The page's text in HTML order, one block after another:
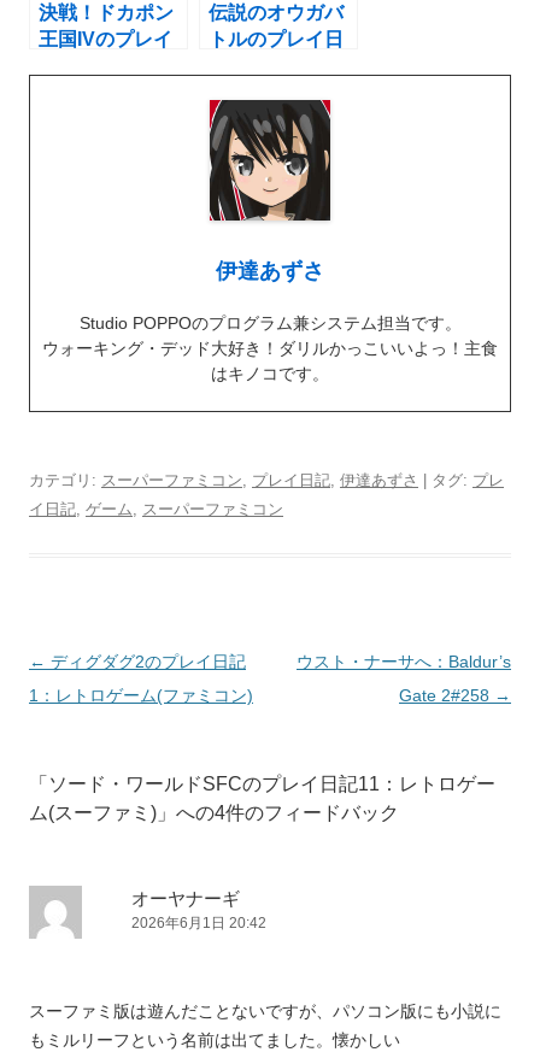
決戦！ドカポン
王国IVのプレイ
伝説のオウガバ
トルのプレイ日
ミ)
伊達あずさ
Studio POPPOのプログラム兼システム担当です。
ウォーキング・デッド大好き！ダリルかっこいいよっ！主食
はキノコです。
カテゴリ: スーパーファミコン プレイ日記 伊達あずさ | タグ: プレ
イ日記 ゲーム スーパーファミコン
投
稿
ン
← ディグダグ2のプレイ日記
1：レトロゲーム(ファミコン)
ウスト・ナーサへ：Baldur’s
Gate 2#258 →
「 ソード・ワールドSFCのプレイ日記11：レトロゲー
ム(スーファミ) 」への4件のフィードバック
オーヤナーギ
2026年6月1日 20:42
スーファミ版は遊んだことないですが、パソコン版にも小説に
もミルリーフという名前は出てました。懐かしい